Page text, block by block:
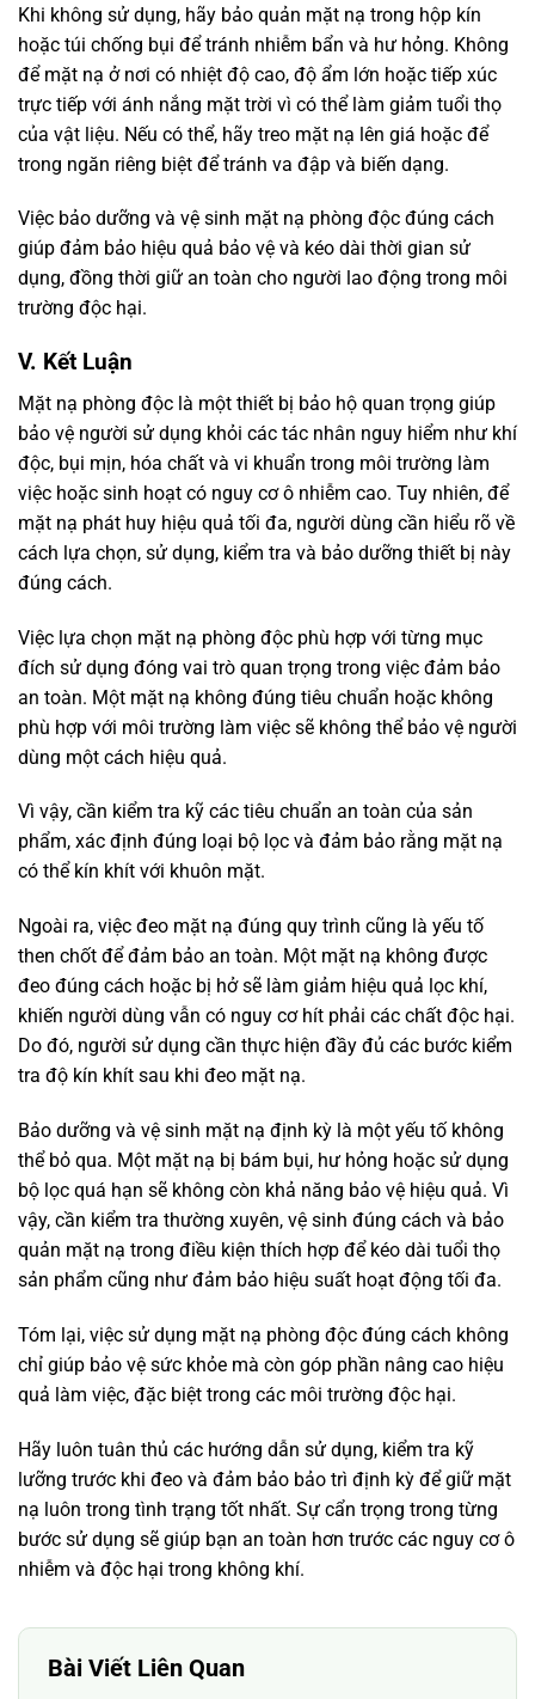
Khi không sử dụng, hãy bảo quản mặt nạ trong hộp kín
hoặc túi chống bụi để tránh nhiễm bẩn và hư hỏng. Không
để mặt nạ ở nơi có nhiệt độ cao, độ ẩm lớn hoặc tiếp xúc
trực tiếp với ánh nắng mặt trời vì có thể làm giảm tuổi thọ
của vật liệu. Nếu có thể, hãy treo mặt nạ lên giá hoặc để
trong ngăn riêng biệt để tránh va đập và biến dạng.
Việc bảo dưỡng và vệ sinh mặt nạ phòng độc đúng cách
giúp đảm bảo hiệu quả bảo vệ và kéo dài thời gian sử
dụng, đồng thời giữ an toàn cho người lao động trong môi
trường độc hại.
V. Kết Luận
Mặt nạ phòng độc là một thiết bị bảo hộ quan trọng giúp
bảo vệ người sử dụng khỏi các tác nhân nguy hiểm như khí
độc, bụi mịn, hóa chất và vi khuẩn trong môi trường làm
việc hoặc sinh hoạt có nguy cơ ô nhiễm cao. Tuy nhiên, để
mặt nạ phát huy hiệu quả tối đa, người dùng cần hiểu rõ về
cách lựa chọn, sử dụng, kiểm tra và bảo dưỡng thiết bị này
đúng cách.
Việc lựa chọn mặt nạ phòng độc phù hợp với từng mục
đích sử dụng đóng vai trò quan trọng trong việc đảm bảo
an toàn. Một mặt nạ không đúng tiêu chuẩn hoặc không
phù hợp với môi trường làm việc sẽ không thể bảo vệ người
dùng một cách hiệu quả.
Vì vậy, cần kiểm tra kỹ các tiêu chuẩn an toàn của sản
phẩm, xác định đúng loại bộ lọc và đảm bảo rằng mặt nạ
có thể kín khít với khuôn mặt.
Ngoài ra, việc đeo mặt nạ đúng quy trình cũng là yếu tố
then chốt để đảm bảo an toàn. Một mặt nạ không được
đeo đúng cách hoặc bị hở sẽ làm giảm hiệu quả lọc khí,
khiến người dùng vẫn có nguy cơ hít phải các chất độc hại.
Do đó, người sử dụng cần thực hiện đầy đủ các bước kiểm
tra độ kín khít sau khi đeo mặt nạ.
Bảo dưỡng và vệ sinh mặt nạ định kỳ là một yếu tố không
thể bỏ qua. Một mặt nạ bị bám bụi, hư hỏng hoặc sử dụng
bộ lọc quá hạn sẽ không còn khả năng bảo vệ hiệu quả. Vì
vậy, cần kiểm tra thường xuyên, vệ sinh đúng cách và bảo
quản mặt nạ trong điều kiện thích hợp để kéo dài tuổi thọ
sản phẩm cũng như đảm bảo hiệu suất hoạt động tối đa.
Tóm lại, việc sử dụng mặt nạ phòng độc đúng cách không
chỉ giúp bảo vệ sức khỏe mà còn góp phần nâng cao hiệu
quả làm việc, đặc biệt trong các môi trường độc hại.
Hãy luôn tuân thủ các hướng dẫn sử dụng, kiểm tra kỹ
lưỡng trước khi đeo và đảm bảo bảo trì định kỳ để giữ mặt
nạ luôn trong tình trạng tốt nhất. Sự cẩn trọng trong từng
bước sử dụng sẽ giúp bạn an toàn hơn trước các nguy cơ ô
nhiễm và độc hại trong không khí.
Bài Viết Liên Quan